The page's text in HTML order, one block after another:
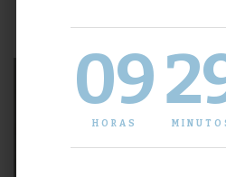
En referencia a
medios digitales
09
HORAS